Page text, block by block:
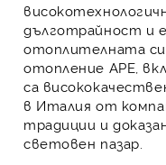
дълготрайност и
отоплителната
отопление APE ,
са
в Италия от
традиции и
световен пазар.